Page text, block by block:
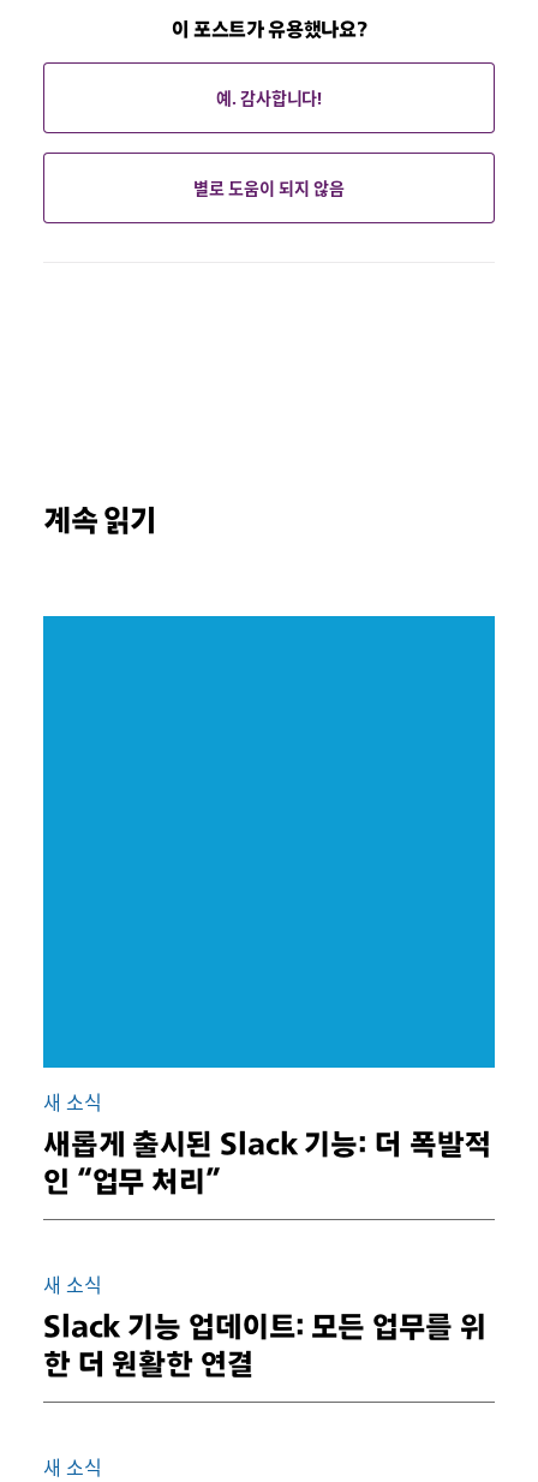
이 포스트가 유용했나요?
예. 감사합니다!
별로 도움이 되지 않음
계속 읽기
새 소식
새롭게 출시된 Slack 기능: 더 폭발적
인 “업무 처리”
새 소식
Slack 기능 업데이트: 모든 업무를 위
한 더 원활한 연결
새 소식